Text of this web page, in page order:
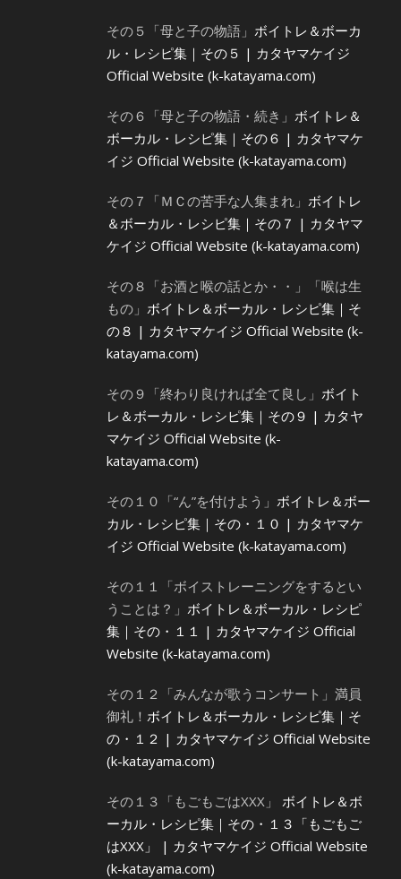
その５「母と子の物語」 ボイトレ＆ボーカ
ル・レシピ集｜その５ | カタヤマケイジ
Official Website (k-katayama.com)
その６「母と子の物語・続き」 ボイトレ＆
ボーカル・レシピ集｜その６ | カタヤマケ
イジ Official Website (k-katayama.com)
その７「ＭＣの苦手な人集まれ」 ボイトレ
＆ボーカル・レシピ集｜その７ | カタヤマ
ケイジ Official Website (k-katayama.com)
その８「お酒と喉の話とか・・」「喉は生
もの」 ボイトレ＆ボーカル・レシピ集｜そ
の８ | カタヤマケイジ Official Website (k-
katayama.com)
その９「終わり良ければ全て良し」 ボイト
レ＆ボーカル・レシピ集｜その９ | カタヤ
マケイジ Official Website (k-
katayama.com)
その１０「“ん”を付けよう」 ボイトレ＆ボー
カル・レシピ集｜その・１０ | カタヤマケ
イジ Official Website (k-katayama.com)
その１１「ボイストレーニングをするとい
うことは？」 ボイトレ＆ボーカル・レシピ
集｜その・１１ | カタヤマケイジ Official
Website (k-katayama.com)
その１２「みんなが歌うコンサート」満員
御礼！ ボイトレ＆ボーカル・レシピ集｜そ
の・１２ | カタヤマケイジ Official Website
(k-katayama.com)
その１３「もごもごはXXX」 ボイトレ＆ボ
ーカル・レシピ集｜その・１３「もごもご
はXXX」 | カタヤマケイジ Official Website
(k-katayama.com)